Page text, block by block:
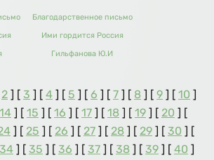
Благодарственное письмо
Ими гордится Россия
Гильфанова Ю.И
2 ] [ 3 ] [ 4 ] [ 5 ] [ 6 ] [ 7 ] [ 8 ] [ 9 ] [ 10 ]
14 ] [ 15 ] [ 16 ] [ 17 ] [ 18 ] [ 19 ] [ 20 ] [
] [ 25 ] [ 26 ] [ 27 ] [ 28 ] [ 29 ] [ 30 ] [
34 ] [ 35 ] [ 36 ] [ 37 ] [ 38 ] [ 39 ] [ 40 ]